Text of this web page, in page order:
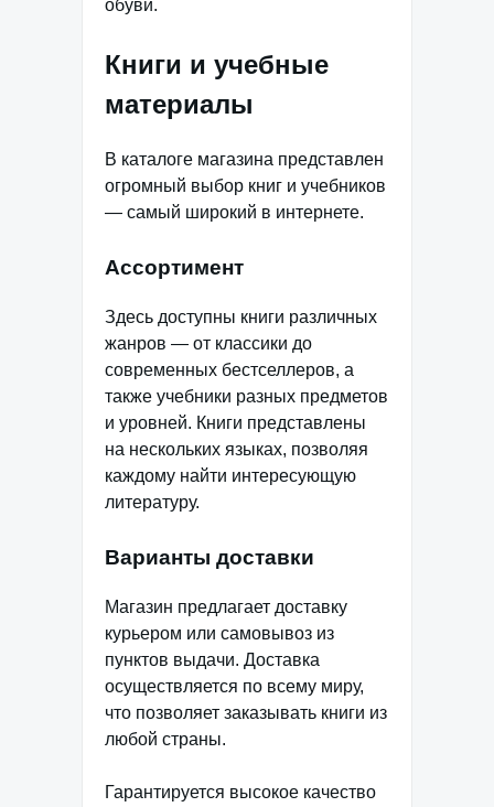
обуви.
Книги и учебные
материалы
В каталоге магазина представлен
огромный выбор книг и учебников
— самый широкий в интернете.
Ассортимент
Здесь доступны книги различных
жанров — от классики до
современных бестселлеров, а
также учебники разных предметов
и уровней. Книги представлены
на нескольких языках, позволяя
каждому найти интересующую
литературу.
Варианты доставки
Магазин предлагает доставку
курьером или самовывоз из
пунктов выдачи. Доставка
осуществляется по всему миру,
что позволяет заказывать книги из
любой страны.
Гарантируется высокое качество